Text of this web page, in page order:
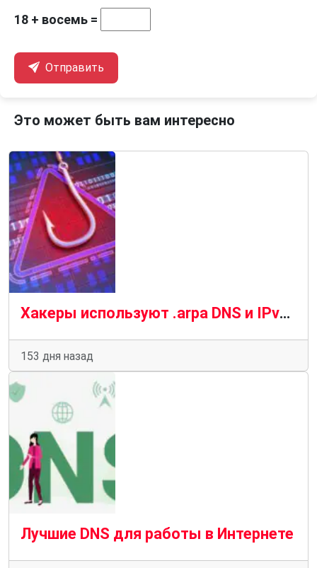
18 + восемь =
Отправить
Это может быть вам интересно
Хакеры используют .arpa DNS и IPv6 для обхода антифишинговых систем
153 дня назад
Лучшие DNS для работы в Интернете